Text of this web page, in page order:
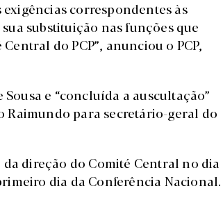
correspondentes às
substituição nas funções que
do PCP”, anunciou o PCP,
e “concluída a auscultação”
Raimundo para secretário-geral do
direção do Comité Central no dia
dia da Conferência Nacional.